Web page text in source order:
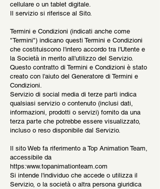
cellulare o un tablet digitale.
Il servizio si riferisce al Sito.
Termini e Condizioni (indicati anche come
"Termini") indicano questi Termini e Condizioni
che costituiscono l'intero accordo tra l'Utente e
la Società in merito all'utilizzo del Servizio.
Questo contratto di Termini e Condizioni è stato
creato con l'aiuto del Generatore di Termini e
Condizioni.
Servizio di social media di terze parti indica
qualsiasi servizio o contenuto (inclusi dati,
informazioni, prodotti o servizi) fornito da una
terza parte che potrebbe essere visualizzato,
incluso o reso disponibile dal Servizio.
Il sito Web fa riferimento a Top Animation Team,
accessibile da
https:www.topanimationteam.com
Si intende l'individuo che accede o utilizza il
Servizio, o la società o altra persona giuridica